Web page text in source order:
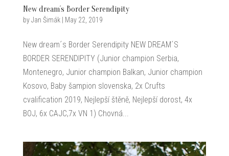
New dream´s Border Serendipity
byJan Šimák| May 22, 2019
New dream´s Border Serendipity NEW DREAM´S
BORDER SERENDIPITY (Junior champion Serbia,
Montenegro, Junior champion Balkan, Junior champion
Kosovo, Baby šampion slovenska, 2x Crufts
cvalification 2019, Nejlepší štěně, Nejlepší dorost, 4x
BOJ, 6x CAJC,7x VN 1) Chovná...